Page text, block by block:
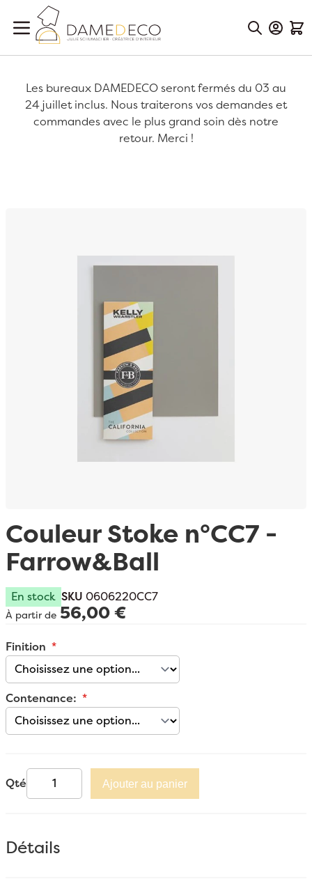
Aller au contenu
Les bureaux DAMEDECO seront fermés du 03 au
24 juillet inclus. Nous traiterons vos demandes et
commandes avec le plus grand soin dès notre
retour. Merci !
Couleur Stoke n°CC7 -
Farrow&Ball
En stock SKU 0606220CC7
À partir de 56,00 €
Finition
Contenance:
Qté Ajouter au panier
Détails